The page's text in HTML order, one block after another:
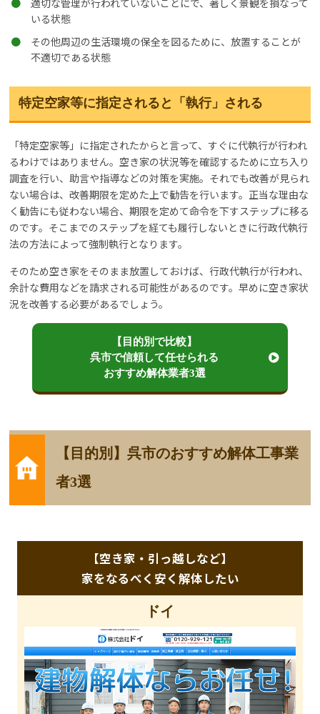
いる状態
その他周辺の生活環境の保全を図るために、放置することが
不適切である状態
特定空家等に指定されると「執行」される
「特定空家等」に指定されたからと言って、すぐに代執行が行われ
るわけではありません。空き家の状況等を確認するために立ち入り
調査を行い、助言や指導などの対策を実施。それでも改善が見られ
ない場合は、改善期限を定めた上で勧告を行います。正当な理由な
く勧告にも従わない場合、期限を定めて命令を下すステップに移る
のです。そこまでのステップを経ても履行しないときに行政代執行
法の方法によって強制執行となります。
そのため空き家をそのまま放置しておけば、行政代執行が行われ、
余計な費用などを請求される可能性があるのです。早めに空き家状
況を改善する必要があるでしょう。
【目的別で比較】
呉市で信頼して任せられる
おすすめ解体業者3選
【目的別】呉市のおすすめ解体工事業
者3選
【空き家・引っ越しなど】
家をなるべく安く解体したい
ドイ